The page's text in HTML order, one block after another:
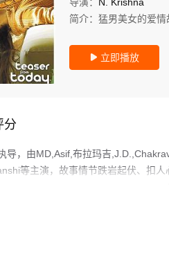
简介： 猛男美女的爱情
 立即播放
分
导，由MD,Asif,布拉玛吉
等主演，故事情节跌岩起伏、扣人
影的观众观看。